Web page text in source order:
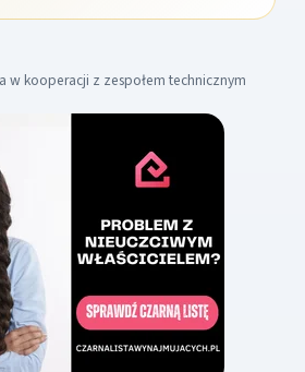
w kooperacji z zespołem technicznym